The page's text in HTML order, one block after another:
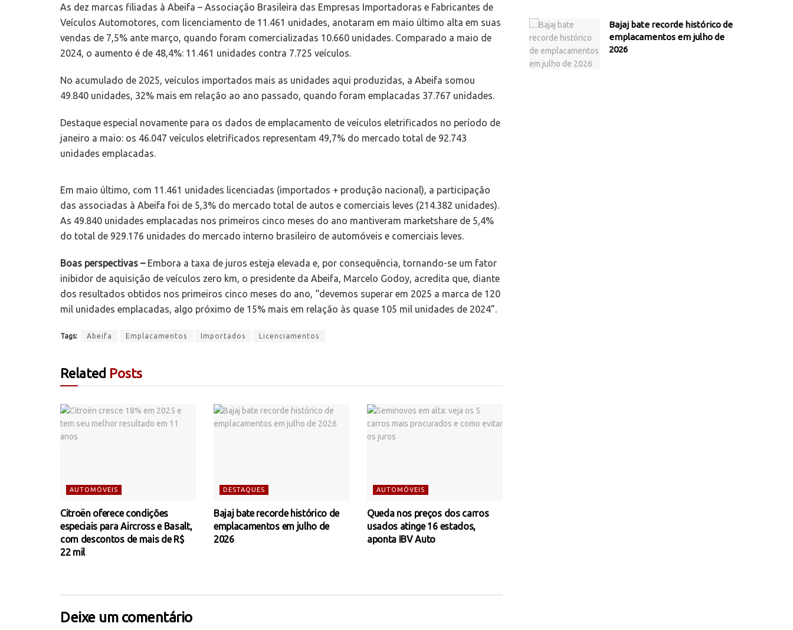
As dez marcas filiadas à Abeifa – Associação Brasileira das Empresas Importadoras e Fabricantes de
Veículos Automotores, com licenciamento de 11.461 unidades, anotaram em maio último alta em suas
vendas de 7,5% ante março, quando foram comercializadas 10.660 unidades. Comparado a maio de
2024, o aumento é de 48,4%: 11.461 unidades contra 7.725 veículos.
No acumulado de 2025, veículos importados mais as unidades aqui produzidas, a Abeifa somou
49.840 unidades, 32% mais em relação ao ano passado, quando foram emplacadas 37.767 unidades.
Destaque especial novamente para os dados de emplacamento de veículos eletrificados no período de
janeiro a maio: os 46.047 veículos eletrificados representam 49,7% do mercado total de 92.743
unidades emplacadas.
Em maio último, com 11.461 unidades licenciadas (importados + produção nacional), a participação
das associadas à Abeifa foi de 5,3% do mercado total de autos e comerciais leves (214.382 unidades).
As 49.840 unidades emplacadas nos primeiros cinco meses do ano mantiveram marketshare de 5,4%
do total de 929.176 unidades do mercado interno brasileiro de automóveis e comerciais leves.
Boas perspectivas –Embora a taxa de juros esteja elevada e, por consequência, tornando-se um fator
inibidor de aquisição de veículos zero km, o presidente da Abeifa, Marcelo Godoy, acredita que, diante
dos resultados obtidos nos primeiros cinco meses do ano, “devemos superar em 2025 a marca de 120
mil unidades emplacadas, algo próximo de 15% mais em relação às quase 105 mil unidades de 2024”.
Tags: Abeifa Emplacamentos Importados Licenciamentos
Related Posts
AUTOMÓVEIS
Citroën oferece condições
especiais para Aircross e Basalt,
com descontos de mais de R$
22 mil
DESTAQUES
Bajaj bate recorde histórico de
emplacamentos em julho de
2026
AUTOMÓVEIS
Queda nos preços dos carros
usados atinge 16 estados,
aponta IBV Auto
Deixe um comentário
Bajaj bate recorde histórico de
emplacamentos em julho de
2026